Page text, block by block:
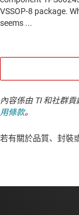
內容係由 TI 和社群
用條款。
若有關於品質、封裝